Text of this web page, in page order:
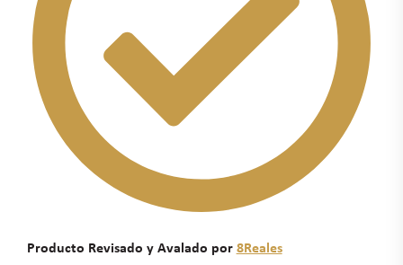
Producto Revisado y Avalado por 8Reales